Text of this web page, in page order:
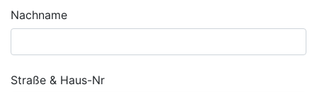
Nachname
Straße & Haus-Nr